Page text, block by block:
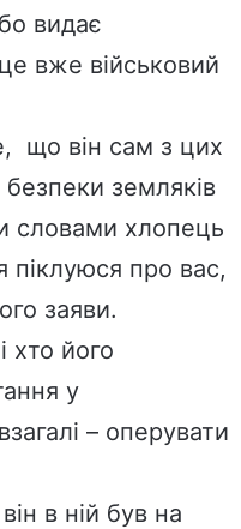
видає
вже військовий
що він сам з цих
безпеки земляків
словами хлопець
піклуюся про вас,
заяви.
хто його
у
– оперувати
в ній був на